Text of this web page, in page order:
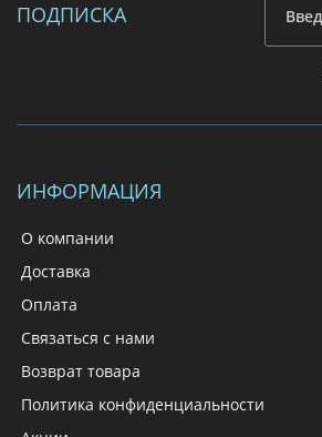
ПОДПИСКА
ИНФОРМАЦИЯ
О компании
Доставка
Оплата
Связаться с нами
Возврат товара
Политика конфиденциальности